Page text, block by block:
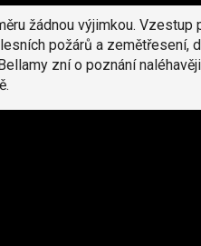
žádnou výjimkou. Vzestup
požárů a zemětřesení,
zní o poznání